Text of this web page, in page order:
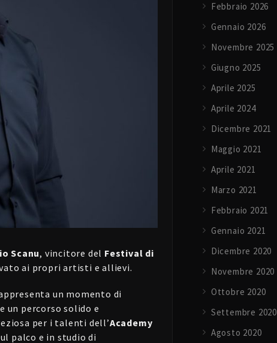
Scanu, vincitore del Festival di
ai propri artisti e allievi.
un momento di
un percorso solido e
per i talenti dell’Academy
palco e in studio di
Febbraio 2026
Gennaio 2026
Novembre 2025
Giugno 2025
Aprile 2025
Aprile 2024
Dicembre 2021
Maggio 2021
Aprile 2021
Marzo 2021
Febbraio 2021
Gennaio 2021
Dicembre 2020
Novembre 2020
Ottobre 2020
Settembre 2020
Agosto 2020